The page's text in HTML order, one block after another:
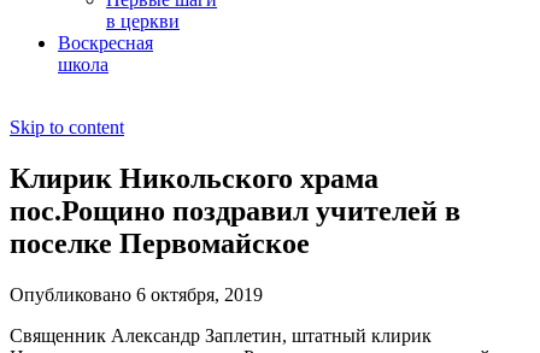
в церкви
Воскресная
школа
Skip to content
Клирик Никольского храма
пос.Рощино поздравил учителей в
поселке Первомайское
Опубликовано 6 октября, 2019
Священник Александр Заплетин, штатный клирик